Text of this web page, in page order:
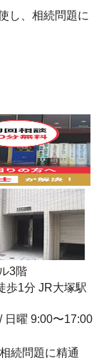
し、相続問題に
3階
1分 JR大塚駅
日曜 9:00〜17:00
続問題に精通